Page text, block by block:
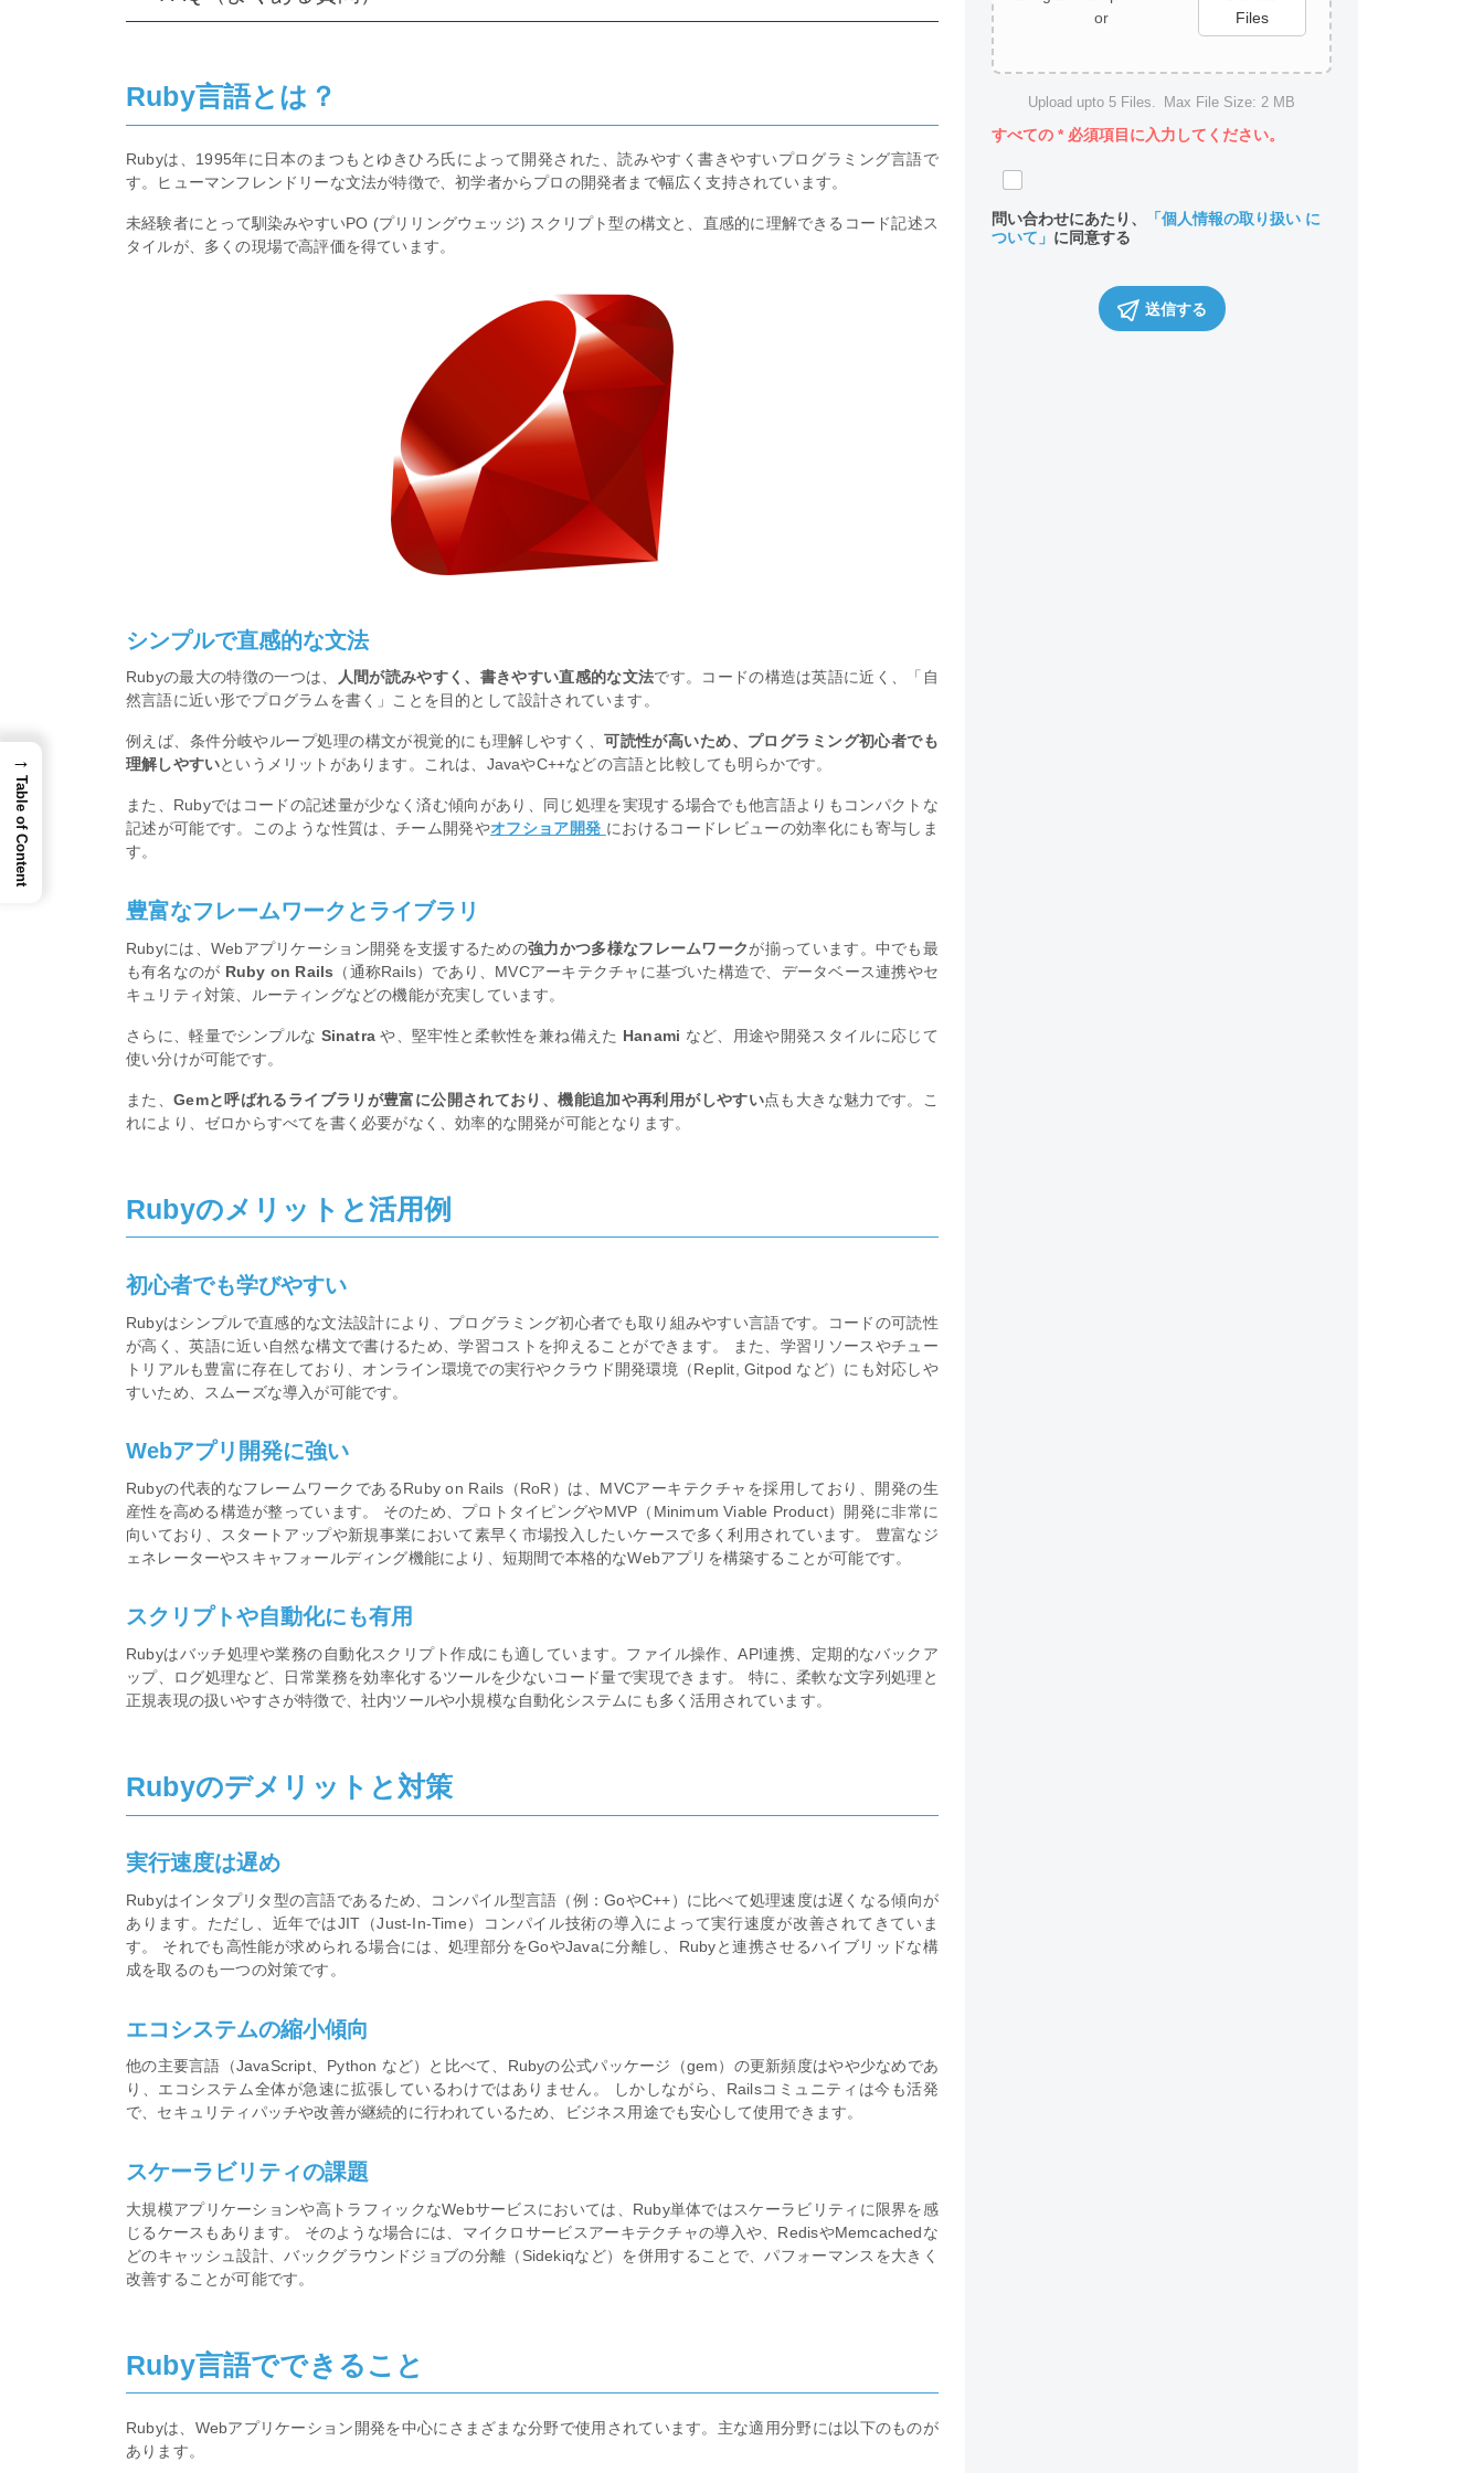
Ruby言語とは？
Rubyは、1995年に日本のまつもとゆきひろ氏によって開発された、読みやすく書きやすいプログラミング言語で
す。ヒューマンフレンドリーな文法が特徴で、初学者からプロの開発者まで幅広く支持されています。
未経験者にとって馴染みやすいPO (プリリングウェッジ) スクリプト型の構文と、直感的に理解できるコード記述ス
タイルが、多くの現場で高評価を得ています。
シンプルで直感的な文法
Rubyの最大の特徴の一つは、 人間が読みやすく、書きやすい直感的な文法です。コードの構造は英語に近く、「自
然言語に近い形でプログラムを書く」ことを目的として設計されています。
例えば、条件分岐やループ処理の構文が視覚的にも理解しやすく、可読性が高いため、プログラミング初心者でも
理解しやすいというメリットがあります。これは、JavaやC++などの言語と比較しても明らかです。
また、Rubyではコードの記述量が少なく済む傾向があり、同じ処理を実現する場合でも他言語よりもコンパクトな
記述が可能です。このような性質は、チーム開発やオフショア開発 におけるコードレビューの効率化にも寄与しま
す。
豊富なフレームワークとライブラリ
Rubyには、Webアプリケーション開発を支援するための強力かつ多様なフレームワークが揃っています。中でも最
も有名なのが Ruby on Rails （通称Rails）であり、MVCアーキテクチャに基づいた構造で、データベース連携やセ
キュリティ対策、ルーティングなどの機能が充実しています。
さらに、軽量でシンプルな Sinatraや、堅牢性と柔軟性を兼ね備えた Hanami など、用途や開発スタイルに応じて
使い分けが可能です。
また、Gemと呼ばれるライブラリが豊富に公開されており、機能追加や再利用がしやすい点も大きな魅力です。こ
れにより、ゼロからすべてを書く必要がなく、効率的な開発が可能となります。
Rubyのメリットと活用例
初心者でも学びやすい
Rubyはシンプルで直感的な文法設計により、プログラミング初心者でも取り組みやすい言語です。コードの可読性
が高く、英語に近い自然な構文で書けるため、学習コストを抑えることができます。 また、学習リソースやチュー
トリアルも豊富に存在しており、オンライン環境での実行やクラウド開発環境（Replit, Gitpod など）にも対応しや
すいため、スムーズな導入が可能です。
Webアプリ開発に強い
Rubyの代表的なフレームワークであるRuby on Rails（RoR）は、MVCアーキテクチャを採用しており、開発の生
産性を高める構造が整っています。 そのため、プロトタイピングやMVP（Minimum Viable Product）開発に非常に
向いており、スタートアップや新規事業において素早く市場投入したいケースで多く利用されています。 豊富なジ
ェネレーターやスキャフォールディング機能により、短期間で本格的なWebアプリを構築することが可能です。
スクリプトや自動化にも有用
Rubyはバッチ処理や業務の自動化スクリプト作成にも適しています。ファイル操作、API連携、定期的なバックア
ップ、ログ処理など、日常業務を効率化するツールを少ないコード量で実現できます。 特に、柔軟な文字列処理と
正規表現の扱いやすさが特徴で、社内ツールや小規模な自動化システムにも多く活用されています。
Rubyのデメリットと対策
実行速度は遅め
Rubyはインタプリタ型の言語であるため、コンパイル型言語（例：GoやC++）に比べて処理速度は遅くなる傾向が
あります。ただし、近年ではJIT（Just-In-Time）コンパイル技術の導入によって実行速度が改善されてきていま
す。 それでも高性能が求められる場合には、処理部分をGoやJavaに分離し、Rubyと連携させるハイブリッドな構
成を取るのも一つの対策です。
エコシステムの縮小傾向
他の主要言語（JavaScript、Python など）と比べて、Rubyの公式パッケージ（gem）の更新頻度はやや少なめであ
り、エコシステム全体が急速に拡張しているわけではありません。 しかしながら、Railsコミュニティは今も活発
で、セキュリティパッチや改善が継続的に行われているため、ビジネス用途でも安心して使用できます。
スケーラビリティの課題
大規模アプリケーションや高トラフィックなWebサービスにおいては、Ruby単体ではスケーラビリティに限界を感
じるケースもあります。 そのような場合には、マイクロサービスアーキテクチャの導入や、RedisやMemcachedな
どのキャッシュ設計、バックグラウンドジョブの分離（Sidekiqなど）を併用することで、パフォーマンスを大きく
改善することが可能です。
Ruby言語でできること
Rubyは、Webアプリケーション開発を中心にさまざまな分野で使用されています。主な適用分野には以下のものが
あります。
or
Files
Upload upto 5 Files. Max File Size: 2 MB
すべての *必須項目に入力してください。
問い合わせにあたり、
「個人情報の取り扱い に
ついて」 に同意する
送信する
→
Table of Content